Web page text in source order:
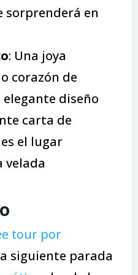
sorprenderá en
: Una joya
corazón de
elegante diseño
carta de
el lugar
velada
tour por
siguiente parada